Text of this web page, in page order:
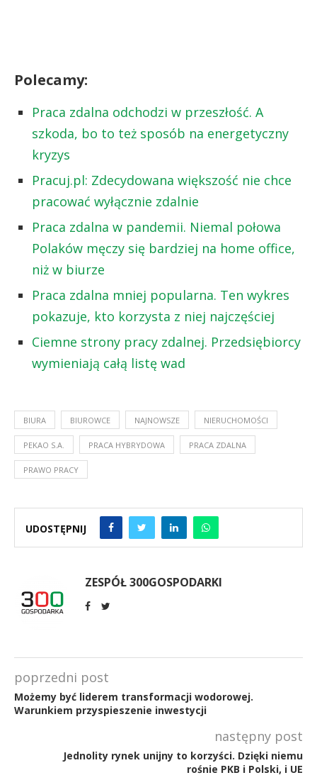
Polecamy:
Praca zdalna odchodzi w przeszłość. A
szkoda, bo to też sposób na energetyczny
kryzys
Pracuj.pl: Zdecydowana większość nie chce
pracować wyłącznie zdalnie
Praca zdalna w pandemii. Niemal połowa
Polaków męczy się bardziej na home office,
niż w biurze
Praca zdalna mniej popularna. Ten wykres
pokazuje, kto korzysta z niej najczęściej
Ciemne strony pracy zdalnej. Przedsiębiorcy
wymieniają całą listę wad
BIURA BIUROWCE NAJNOWSZE NIERUCHOMOŚCI
PEKAO S.A. PRACA HYBRYDOWA PRACA ZDALNA
PRAWO PRACY
UDOSTĘPNIJ
ZESPÓŁ 300GOSPODARKI
poprzedni post
Możemy być liderem transformacji wodorowej.
Warunkiem przyspieszenie inwestycji
następny post
Jednolity rynek unijny to korzyści. Dzięki niemu
rośnie PKB i Polski, i UE